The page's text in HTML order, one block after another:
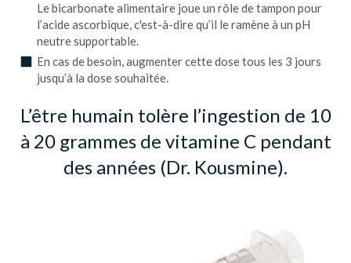
Le bicarbonate alimentaire joue un rôle de tampon pour
l’acide ascorbique, c'est-à-dire qu’il le ramène à un pH
neutre supportable.
En cas de besoin, augmenter cette dose tous les 3 jours
jusqu’à la dose souhaitée.
L’être humain tolère l’ingestion de 10
à 20 grammes de vitamine C pendant
des années (Dr. Kousmine).